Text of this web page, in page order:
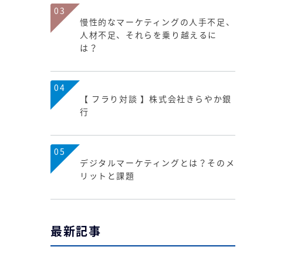
03
慢性的なマーケティングの人手不足、
人材不足、それらを乗り越えるに
は？
04
【 フラり対談 】株式会社きらやか銀
行
05
デジタルマーケティングとは？そのメ
リットと課題
最新記事